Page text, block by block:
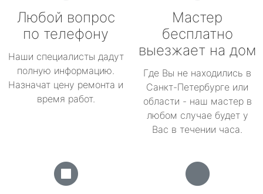
Любой вопрос
по телефону
Наши специалисты дадут
полную информацию.
Назначат цену ремонта и
время работ.
Мастер
бесплатно
выезжает на дом
Где Вы не находились в
Санкт-Петербурге или
области - наш мастер в
любом случае будет у
Вас в течении часа.